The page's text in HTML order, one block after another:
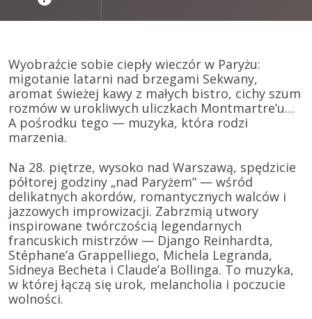
Wyobraźcie sobie ciepły wieczór w Paryżu:
migotanie latarni nad brzegami Sekwany,
aromat świeżej kawy z małych bistro, cichy szum
rozmów w urokliwych uliczkach Montmartre’u…
A pośrodku tego — muzyka, która rodzi
marzenia.
Na 28. piętrze, wysoko nad Warszawą, spędzicie
półtorej godziny „nad Paryżem” — wśród
delikatnych akordów, romantycznych walców i
jazzowych improwizacji. Zabrzmią utwory
inspirowane twórczością legendarnych
francuskich mistrzów — Django Reinhardta,
Stéphane’a Grappelliego, Michela Legranda,
Sidneya Becheta i Claude’a Bollinga. To muzyka,
w której łączą się urok, melancholia i poczucie
wolności.